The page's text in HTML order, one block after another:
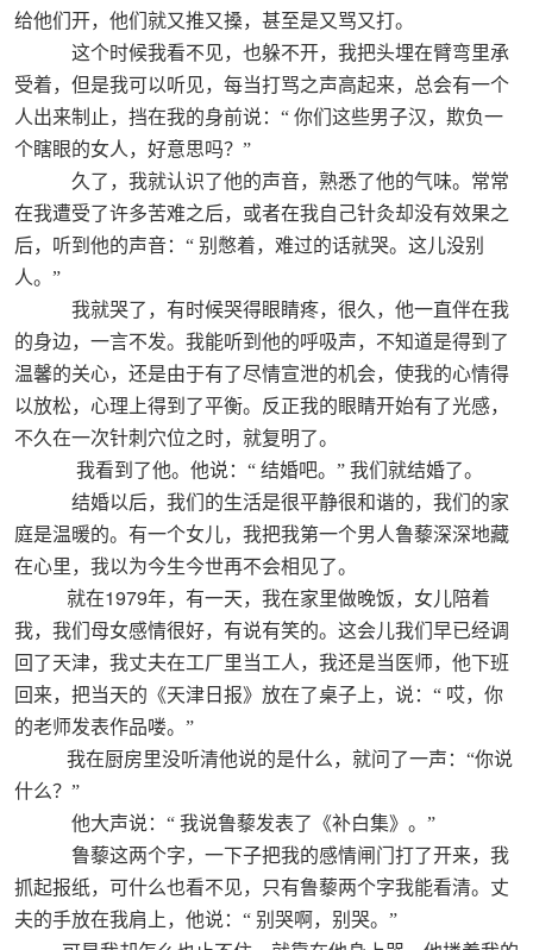
给他们开，他们就又推又搡，甚至是又骂又打。
这个时候我看不见，也躲不开，我把头埋在臂弯里承
受着，但是我可以听见，每当打骂之声高起来，总会有一个
人出来制止，挡在我的身前说：“ 你们这些男子汉，欺负一
个瞎眼的女人，好意思吗？”
久了，我就认识了他的声音，熟悉了他的气味。常常
在我遭受了许多苦难之后，或者在我自己针灸却没有效果之
后，听到他的声音：“ 别憋着，难过的话就哭。这儿没别
人。”
我就哭了，有时候哭得眼睛疼，很久，他一直伴在我
的身边，一言不发。我能听到他的呼吸声，不知道是得到了
温馨的关心，还是由于有了尽情宣泄的机会，使我的心情得
以放松，心理上得到了平衡。反正我的眼睛开始有了光感，
不久在一次针刺穴位之时，就复明了。
我看到了他。他说：“ 结婚吧。” 我们就结婚了。
结婚以后，我们的生活是很平静很和谐的，我们的家
庭是温暖的。有一个女儿，我把我第一个男人鲁藜深深地藏
在心里，我以为今生今世再不会相见了。
就在1979年，有一天，我在家里做晚饭，女儿陪着
我，我们母女感情很好，有说有笑的。这会儿我们早已经调
回了天津，我丈夫在工厂里当工人，我还是当医师，他下班
回来，把当天的《天津日报》放在了桌子上，说：“ 哎，你
的老师发表作品喽。”
我在厨房里没听清他说的是什么，就问了一声：“你说
什么？”
他大声说：“ 我说鲁藜发表了《补白集》。”
鲁藜这两个字，一下子把我的感情闸门打了开来，我
抓起报纸，可什么也看不见，只有鲁藜两个字我能看清。丈
夫的手放在我肩上，他说：“ 别哭啊，别哭。”